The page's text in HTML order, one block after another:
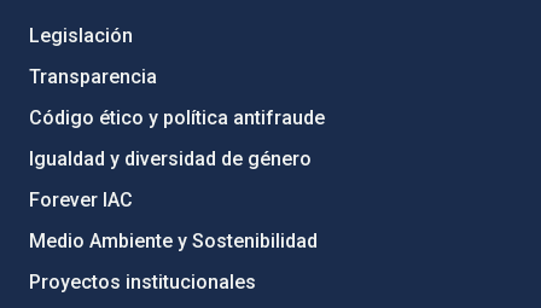
Legislación
Transparencia
Código ético y política antifraude
Igualdad y diversidad de género
Forever IAC
Medio Ambiente y Sostenibilidad
Proyectos institucionales